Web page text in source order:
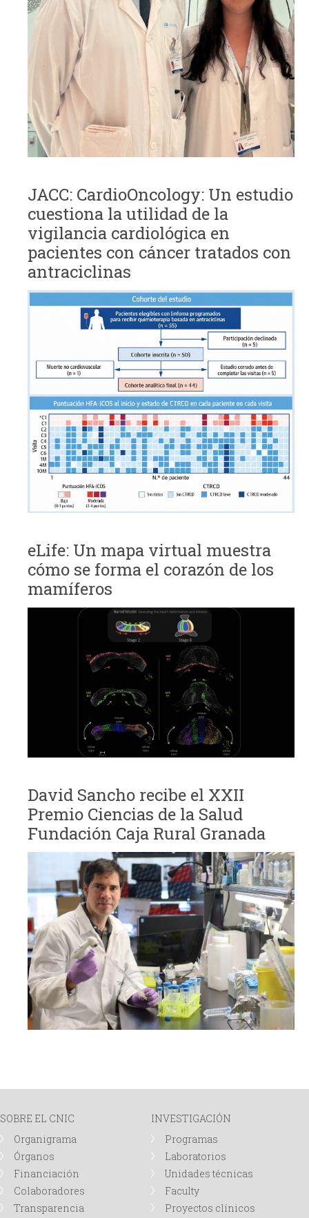
JACC: CardioOncology: Un estudio
cuestiona la utilidad de la
vigilancia cardiológica en
pacientes con cáncer tratados con
antraciclinas
eLife: Un mapa virtual muestra
cómo se forma el corazón de los
mamíferos
David Sancho recibe el XXII
Premio Ciencias de la Salud
Fundación Caja Rural Granada
SOBRE EL CNIC
Organigrama
Órganos
Financiación
Colaboradores
Transparencia
INVESTIGACIÓN
Programas
Laboratorios
Unidades técnicas
Faculty
Proyectos clínicos